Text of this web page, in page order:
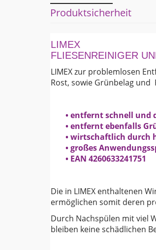
Produktsicherheit
LIMEX
FLIESENREINIGER
LIMEX zur problemlosen
Rost, sowie Grünbelag und
• entfernt schnell und
• entfernt ebenfalls
• wirtschaftlich durch
• großes
• EAN 4260633241751
Die in LIMEX enthaltenen
ermöglichen somit deren
Durch Nachspülen mit viel
bleiben keine schädlichen